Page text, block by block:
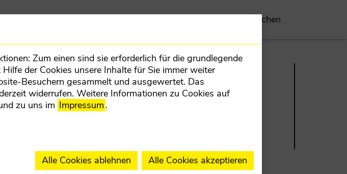
Mitmachen
Zum einen sind sie erforderlich für die grundlegende
der Cookies unsere Inhalte für Sie immer weiter
Besuchern gesammelt und ausgewertet. Das
widerrufen. Weitere Informationen zu Cookies auf
zu uns im Impressum .
Alle Cookies ablehnen Alle Cookies akzeptieren